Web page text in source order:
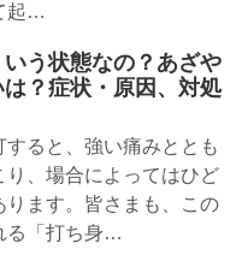
起…
う状態なの？あざや
？症状・原因、対処
ると、強い痛みととも
り、場合によってはひど
ります。皆さまも、この
る「打ち身…